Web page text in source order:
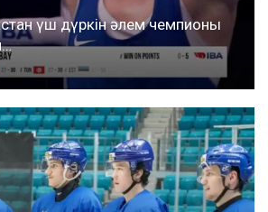
үш дүркін әлем чемпионы